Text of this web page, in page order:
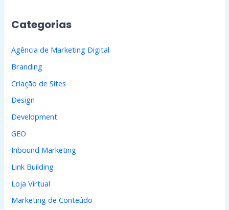
s
p
o
r
:
Categorias
Agência de Marketing Digital
Branding
Criação de Sites
Design
Development
GEO
Inbound Marketing
Link Building
Loja Virtual
Marketing de Conteúdo